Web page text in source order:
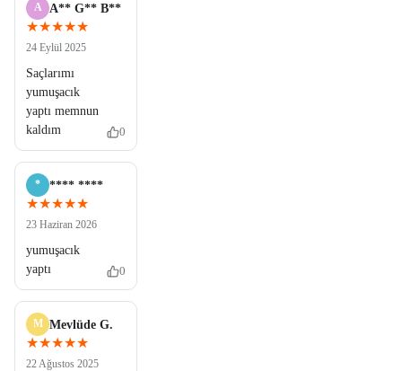
A A** G** B**
★★★★★
24 Eylül 2025
Saçlarımı
yumuşacık
yaptı memnun
kaldım
0
* **** ****
★★★★★
23 Haziran 2026
yumuşacık
yaptı
0
M Mevlüde G.
★★★★★
22 Ağustos 2025